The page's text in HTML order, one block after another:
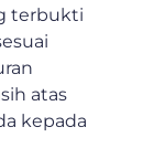
terbukti
atas
kepada